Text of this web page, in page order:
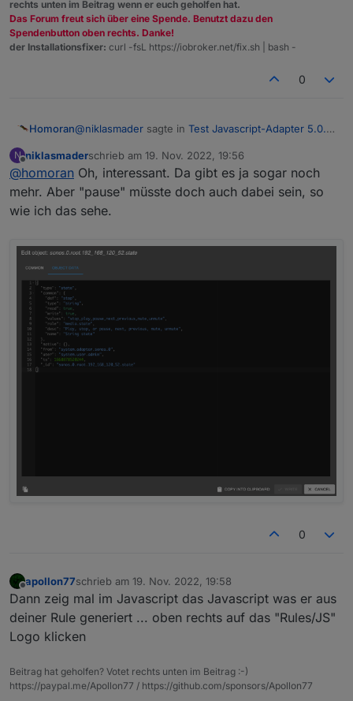
rechts unten im Beitrag wenn er euch geholfen hat.
Das Forum freut sich über eine Spende. Benutzt dazu den
Spendenbutton oben rechts. Danke!
der Installationsfixer: curl -fsL https://iobroker.net/fix.sh | bash -
0
Homoran@niklasmader sagte in Test Javascript-Adapter 5.0.7
Ist dort nicht richtig zu schauen
geh mal auf den Bleistift und poste die Objektdaten
N
Offline
niklasmaderschrieb am 19. Nov. 2022, 19:56
zuletzt editiert von
@homoran Oh, interessant. Da gibt es ja sogar noch
mehr. Aber "pause" müsste doch auch dabei sein, so
wie ich das sehe.
0
apollon77schrieb am 19. Nov. 2022, 19:58
zuletzt editiert von
Dann zeig mal im Javascript das Javascript was er aus
deiner Rule generiert ... oben rechts auf das "Rules/JS"
Logo klicken
Beitrag hat geholfen? Votet rechts unten im Beitrag :-)
https://paypal.me/Apollon77 / https://github.com/sponsors/Apollon77